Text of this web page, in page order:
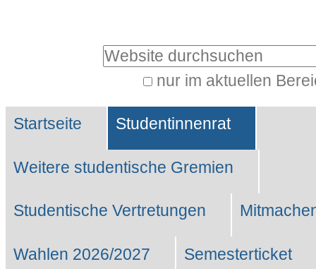
Website durchsuchen
nur im aktuellen
Suche…
Sektionen
Startseite Studentinnenrat
Weitere studentische Gremien
Studentische Vertretungen
Wahlen 2026/2027 Semesterticket